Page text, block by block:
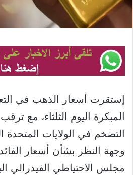
إستقرت أسعار الذهب في
المبكرة اليوم الثلثاء، مع
التضخم في الولايات
وجهة النظر بشأن أسعار
مجلس الاحتياطي الفيدرالي